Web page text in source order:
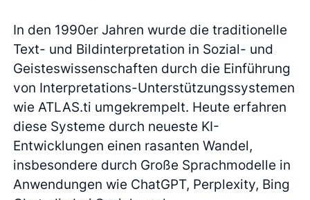
In den 1990er Jahren wurde die traditionelle
Text- und Bildinterpretation in Sozial- und
Geisteswissenschaften durch die Einführung
von Interpretations-Unterstützungssystemen
wie ATLAS.ti umgekrempelt. Heute erfahren
diese Systeme durch neueste KI-
Entwicklungen einen rasanten Wandel,
insbesondere durch Große Sprachmodelle in
Anwendungen wie ChatGPT, Perplexity, Bing